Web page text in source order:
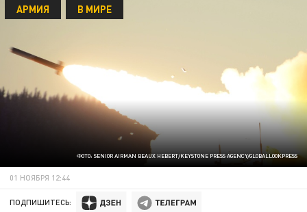
ФОТО: SENIOR AIRMAN BEAUX HEBERT/KEYSTONE PRESS AGENCY/GLOBALLOOKPRESS
АРМИЯ В МИРЕ
01 НОЯБРЯ 12:44
ПОДПИШИТЕСЬ: